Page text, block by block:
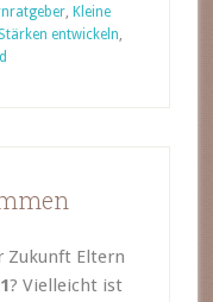
, Kleine
Stärken entwickeln,
Zukunft Eltern
? Vielleicht ist